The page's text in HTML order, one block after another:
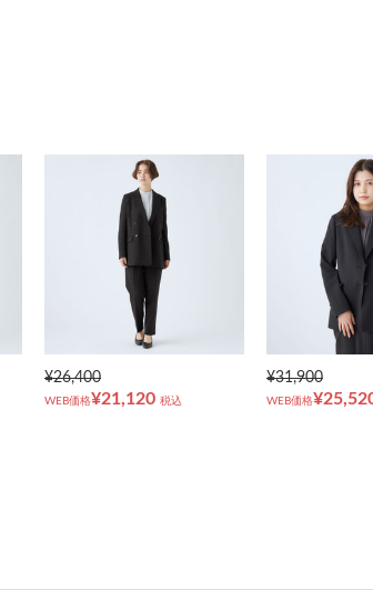
¥26,400
WEB価格¥21,120 税込
¥31,900
WEB価格